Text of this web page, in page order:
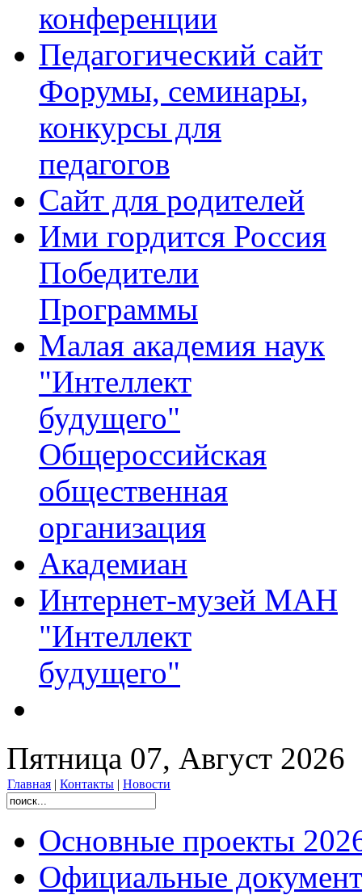
конференции
Педагогический сайт
Форумы, семинары,
конкурсы для
педагогов
Сайт для родителей
Ими гордится Россия
Победители
Программы
Малая академия наук
"Интеллект
будущего"
Общероссийская
общественная
организация
Академиан
Интернет-музей МАН
"Интеллект
будущего"
Пятница 07, Август 2026
Главная | Контакты | Новости
Основные проекты
Официальные